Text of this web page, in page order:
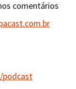
comentários
podcast